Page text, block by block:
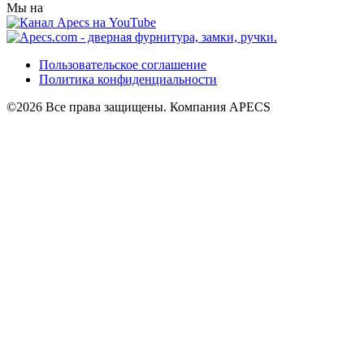
Мы на
Пользовательское соглашение
Политика конфиденциальности
©2026 Все права защищены. Компания APECS